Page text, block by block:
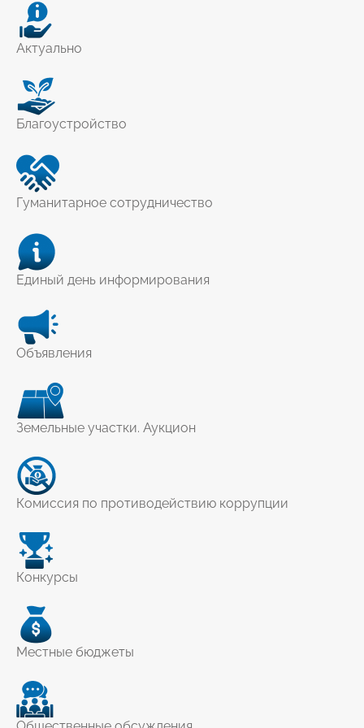
Актуально
Благоустройство
Гуманитарное сотрудничество
Единый день информирования
Объявления
Земельные участки. Аукцион
Комиссия по противодействию коррупции
Конкурсы
Местные бюджеты